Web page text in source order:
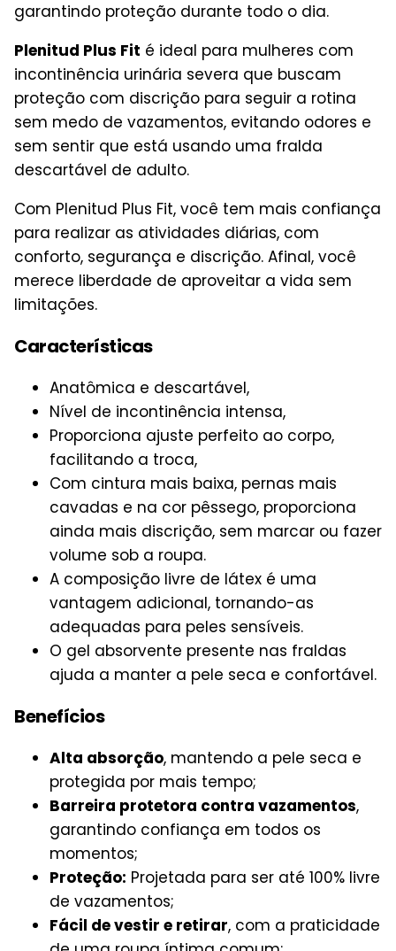
garantindo proteção durante todo o dia.
Plenitud Plus Fit é ideal para mulheres com
incontinência urinária severa que buscam
proteção com discrição para seguir a rotina
sem medo de vazamentos, evitando odores e
sem sentir que está usando uma fralda
descartável de adulto.
Com Plenitud Plus Fit, você tem mais confiança
para realizar as atividades diárias, com
conforto, segurança e discrição. Afinal, você
merece liberdade de aproveitar a vida sem
limitações.
Características
Anatômica e descartável,
Nível de incontinência intensa,
Proporciona ajuste perfeito ao corpo,
facilitando a troca,
Com cintura mais baixa, pernas mais
cavadas e na cor pêssego, proporciona
ainda mais discrição, sem marcar ou fazer
volume sob a roupa.
A composição livre de látex é uma
vantagem adicional, tornando-as
adequadas para peles sensíveis.
O gel absorvente presente nas fraldas
ajuda a manter a pele seca e confortável.
Benefícios
Alta absorção, mantendo a pele seca e
protegida por mais tempo;
Barreira protetora contra vazamentos,
garantindo confiança em todos os
momentos;
Proteção: Projetada para ser até 100% livre
de vazamentos;
Fácil de vestir e retirar, com a praticidade